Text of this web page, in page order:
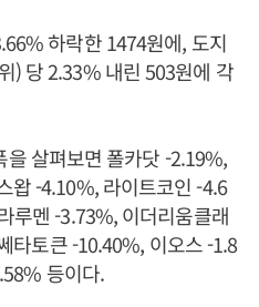
하락한 1474원에, 도지
) 당 2.33% 내린 503원에 각
살펴보면 폴카닷 -2.19%,
왑 -4.10%, 라이트코인 -4.6
루멘 -3.73%, 이더리움클래
타토큰 -10.40%, 이오스 -1.8
등이다.